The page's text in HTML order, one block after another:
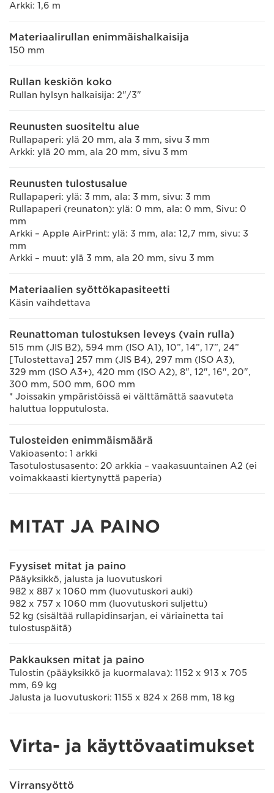
Arkki: 1,6 m
Materiaalirullan enimmäishalkaisija
150 mm
Rullan keskiön koko
Rullan hylsyn halkaisija: 2"/3"
Reunusten suositeltu alue
Rullapaperi: ylä 20 mm, ala 3 mm, sivu 3 mm
Arkki: ylä 20 mm, ala 20 mm, sivu 3 mm
Reunusten tulostusalue
Rullapaperi: ylä: 3 mm, ala: 3 mm, sivu: 3 mm
Rullapaperi (reunaton): ylä: 0 mm, ala: 0 mm, Sivu: 0
mm
Arkki – Apple AirPrint: ylä: 3 mm, ala: 12,7 mm, sivu: 3
mm
Arkki – muut: ylä 3 mm, ala 20 mm, sivu 3 mm
Materiaalien syöttökapasiteetti
Käsin vaihdettava
Reunattoman tulostuksen leveys (vain rulla)
515 mm (JIS B2), 594 mm (ISO A1), 10”, 14”, 17”, 24”
[Tulostettava] 257 mm (JIS B4), 297 mm (ISO A3),
329 mm (ISO A3+), 420 mm (ISO A2), 8", 12", 16", 20",
300 mm, 500 mm, 600 mm
* Joissakin ympäristöissä ei välttämättä saavuteta
haluttua lopputulosta.
Tulosteiden enimmäismäärä
Vakioasento: 1 arkki
Tasotulostusasento: 20 arkkia – vaakasuuntainen A2 (ei
voimakkaasti kiertynyttä paperia)
MITAT JA PAINO
Fyysiset mitat ja paino
Pääyksikkö, jalusta ja luovutuskori
982 x 887 x 1060 mm (luovutuskori auki)
982 x 757 x 1060 mm (luovutuskori suljettu)
52 kg (sisältää rullapidinsarjan, ei väriainetta tai
tulostuspäitä)
Pakkauksen mitat ja paino
Tulostin (pääyksikkö ja kuormalava): 1152 x 913 x 705
mm, 69 kg
Jalusta ja luovutuskori: 1155 x 824 x 268 mm, 18 kg
Virta- ja käyttövaatimukset
Virransyöttö